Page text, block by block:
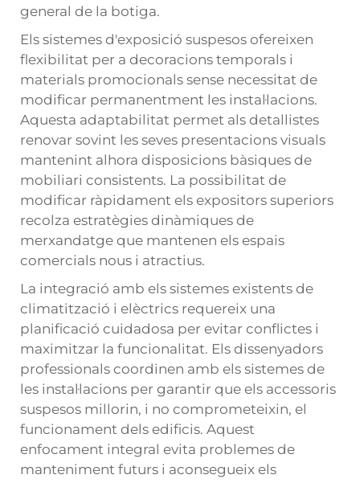
general de la botiga.
Els sistemes d'exposició suspesos ofereixen
flexibilitat per a decoracions temporals i
materials promocionals sense necessitat de
modificar permanentment les instal·lacions.
Aquesta adaptabilitat permet als detallistes
renovar sovint les seves presentacions visuals
mantenint alhora disposicions bàsiques de
mobiliari consistents. La possibilitat de
modificar ràpidament els expositors superiors
recolza estratègies dinàmiques de
merxandatge que mantenen els espais
comercials nous i atractius.
La integració amb els sistemes existents de
climatització i elèctrics requereix una
planificació cuidadosa per evitar conflictes i
maximitzar la funcionalitat. Els dissenyadors
professionals coordinen amb els sistemes de
les instal·lacions per garantir que els accessoris
suspesos millorin, i no comprometeixin, el
funcionament dels edificis. Aquest
enfocament integral evita problemes de
manteniment futurs i aconsegueix els